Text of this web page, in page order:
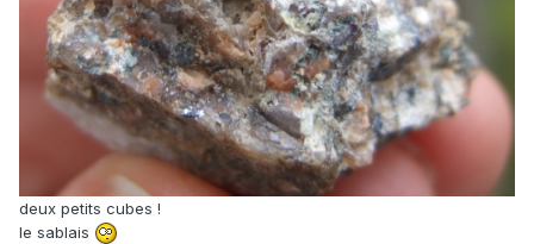
deux petits cubes !
le sablais